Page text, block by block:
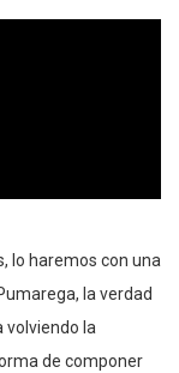
lo haremos con una
la verdad
volviendo la
de componer